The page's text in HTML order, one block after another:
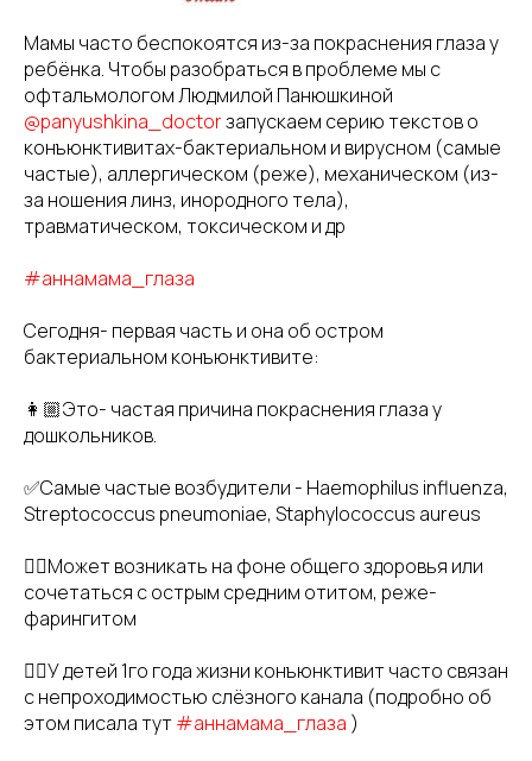
Мамы часто беспокоятся из-за покраснения глаза у
ребёнка. Чтобы разобраться в проблеме мы с
офтальмологом Людмилой Панюшкиной
@panyushkina_doctorзапускаем серию текстов о
конъюнктивитах-бактериальном и вирусном (самые
частые), аллергическом (реже), механическом (из-
за ношения линз, инородного тела),
травматическом, токсическом и др
#аннамама_глаза
Сегодня- первая часть и она об остром
бактериальном конъюнктивите:
👩🏼‍Это- частая причина покраснения глаза у
дошкольников.
✅Самые частые возбудители - Haemophilus influenza,
Streptococcus pneumoniae, Staphylococcus aureus
👉🏻Может возникать на фоне общего здоровья или
сочетаться с острым средним отитом, реже-
фарингитом
👉🏻У детей 1го года жизни конъюнктивит часто связан
с непроходимостью слёзного канала (подробно об
этом писала тут#аннамама_глаза )